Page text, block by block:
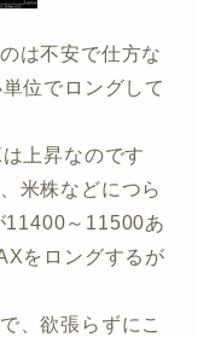
は不安で仕方な
位でロングして
上昇なのです
米株などにつら
11400～11500あ
をロングするが
、欲張らずにこ